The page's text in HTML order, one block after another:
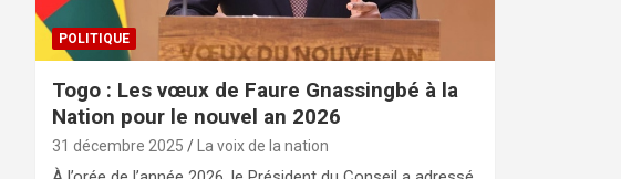
POLITIQUE
Togo : Les vœux de Faure Gnassingbé à la
Nation pour le nouvel an 2026
31 décembre 2025 La voix de la nation